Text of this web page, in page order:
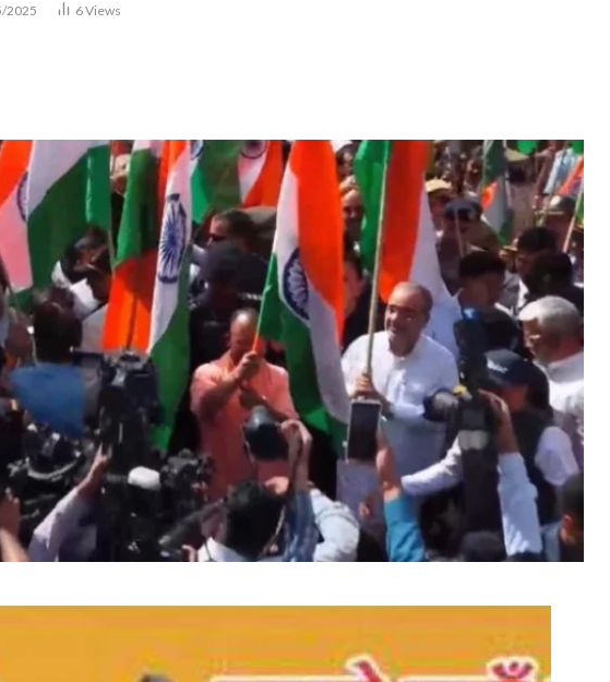
2025 6Views